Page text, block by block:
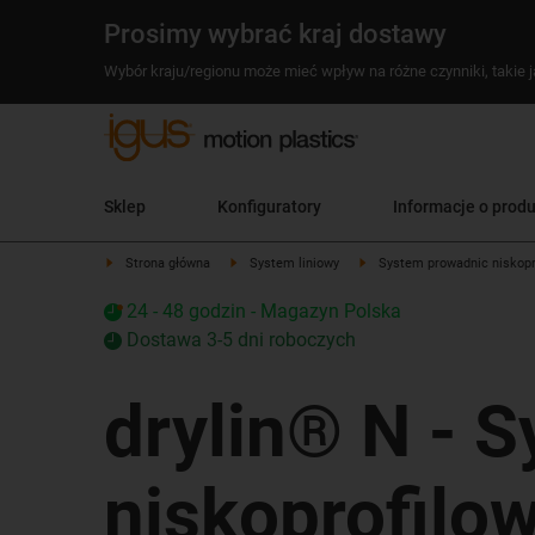
Prosimy wybrać kraj dostawy
Wybór kraju/regionu może mieć wpływ na różne czynniki,
Sklep Konfiguratory Informacje o
Strona główna System liniowy System prowadnic
24 - 48 godzin - Magazyn Polska
Dostawa 3-5 dni roboczych
drylin® N -